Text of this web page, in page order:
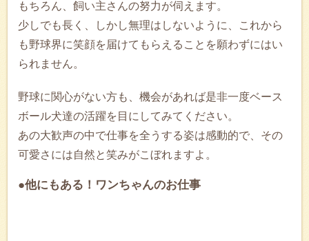
もちろん、飼い主さんの努力が伺えます。
少しでも長く、しかし無理はしないように、これから
も野球界に笑顔を届けてもらえることを願わずにはい
られません。
野球に関心がない方も、機会があれば是非一度ベース
ボール犬達の活躍を目にしてみてください。
あの大歓声の中で仕事を全うする姿は感動的で、その
可愛さには自然と笑みがこぼれますよ。
●他にもある！ワンちゃんのお仕事